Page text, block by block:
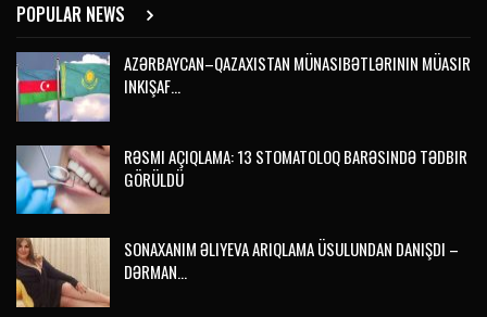
POPULAR NEWS
AZƏRBAYCAN–QAZAXISTAN MÜNASIBƏTLƏRININ MÜASIR
INKIŞAF…
RƏSMI AÇIQLAMA: 13 STOMATOLOQ BARƏSINDƏ TƏDBIR
GÖRÜLDÜ
SONAXANIM ƏLIYEVA ARIQLAMA ÜSULUNDAN DANIŞDI –
DƏRMAN…